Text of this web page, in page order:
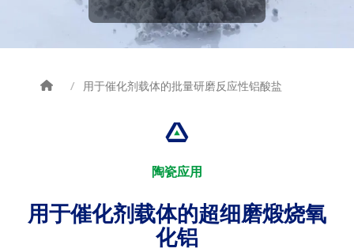
Breadcrumb
用于催化剂载体的批量研磨反应性铝酸盐
陶瓷应用
用于催化剂载体的超细磨煅烧氧
化铝